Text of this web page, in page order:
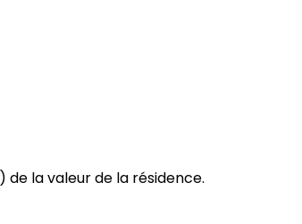
) de la valeur de la résidence.